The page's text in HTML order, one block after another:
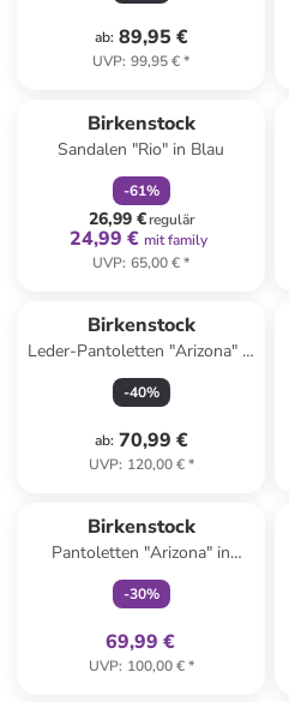
ab: 89,95 €
UVP: 99,95 €*
Birkenstock
Sandalen "Rio" in Blau
-61%
26,99 €regulär
24,99 € mit family
UVP: 65,00 €*
Birkenstock
Leder-Pantoletten "Arizona" in
Hellbraun
-40%
ab: 70,99 €
UVP: 120,00 €*
Birkenstock
Pantoletten "Arizona" in
Schwarz
-30%
69,99 €
UVP: 100,00 €*